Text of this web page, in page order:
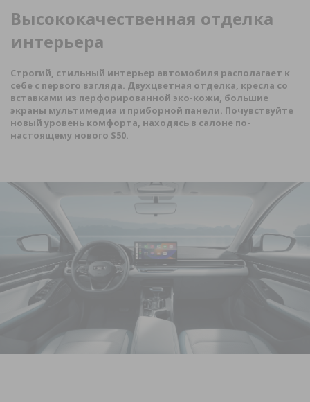
Высококачественная отделка
интерьера
Строгий, стильный интерьер автомобиля располагает к
себе с первого взгляда. Двухцветная отделка, кресла со
вставками из перфорированной эко-кожи, большие
экраны мультимедиа и приборной панели. Почувствуйте
новый уровень комфорта, находясь в салоне по-
настоящему нового S50.